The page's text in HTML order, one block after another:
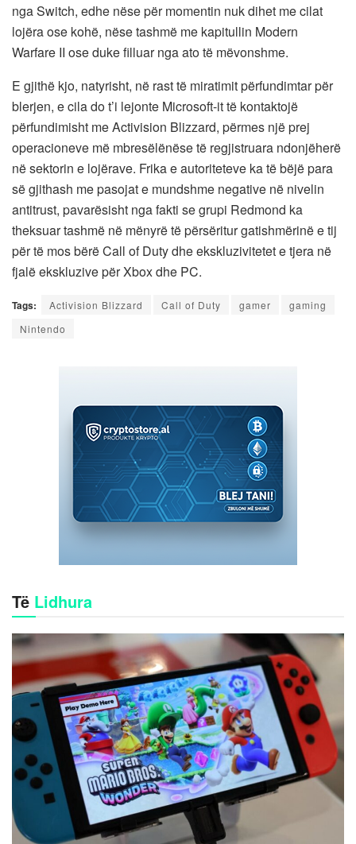
nga Switch, edhe nëse për momentin nuk dihet me cilat
lojëra ose kohë, nëse tashmë me kapitullin Modern
Warfare II ose duke filluar nga ato të mëvonshme.
E gjithë kjo, natyrisht, në rast të miratimit përfundimtar për
blerjen, e cila do t’i lejonte Microsoft-it të kontaktojë
përfundimisht me Activision Blizzard, përmes një prej
operacioneve më mbresëlënëse të regjistruara ndonjëherë
në sektorin e lojërave. Frika e autoriteteve ka të bëjë para
së gjithash me pasojat e mundshme negative në nivelin
antitrust, pavarësisht nga fakti se grupi Redmond ka
theksuar tashmë në mënyrë të përsëritur gatishmërinë e tij
për të mos bërë Call of Duty dhe ekskluzivitetet e tjera në
fjalë ekskluzive për Xbox dhe PC.
Tags: Activision Blizzard Call of Duty gamer
gaming
Nintendo
Të Lidhura